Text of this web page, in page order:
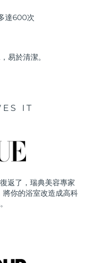
達600次
易於清潔。
IT
返了，瑞典美容專家
你的浴室改造成高科